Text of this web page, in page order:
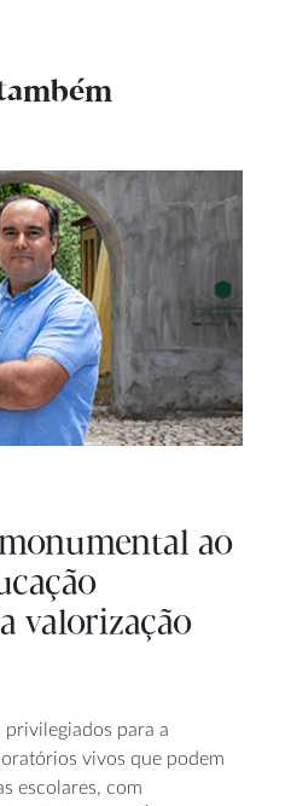
ao
valorização
privilegiados para a
vivos que podem
escolares, com